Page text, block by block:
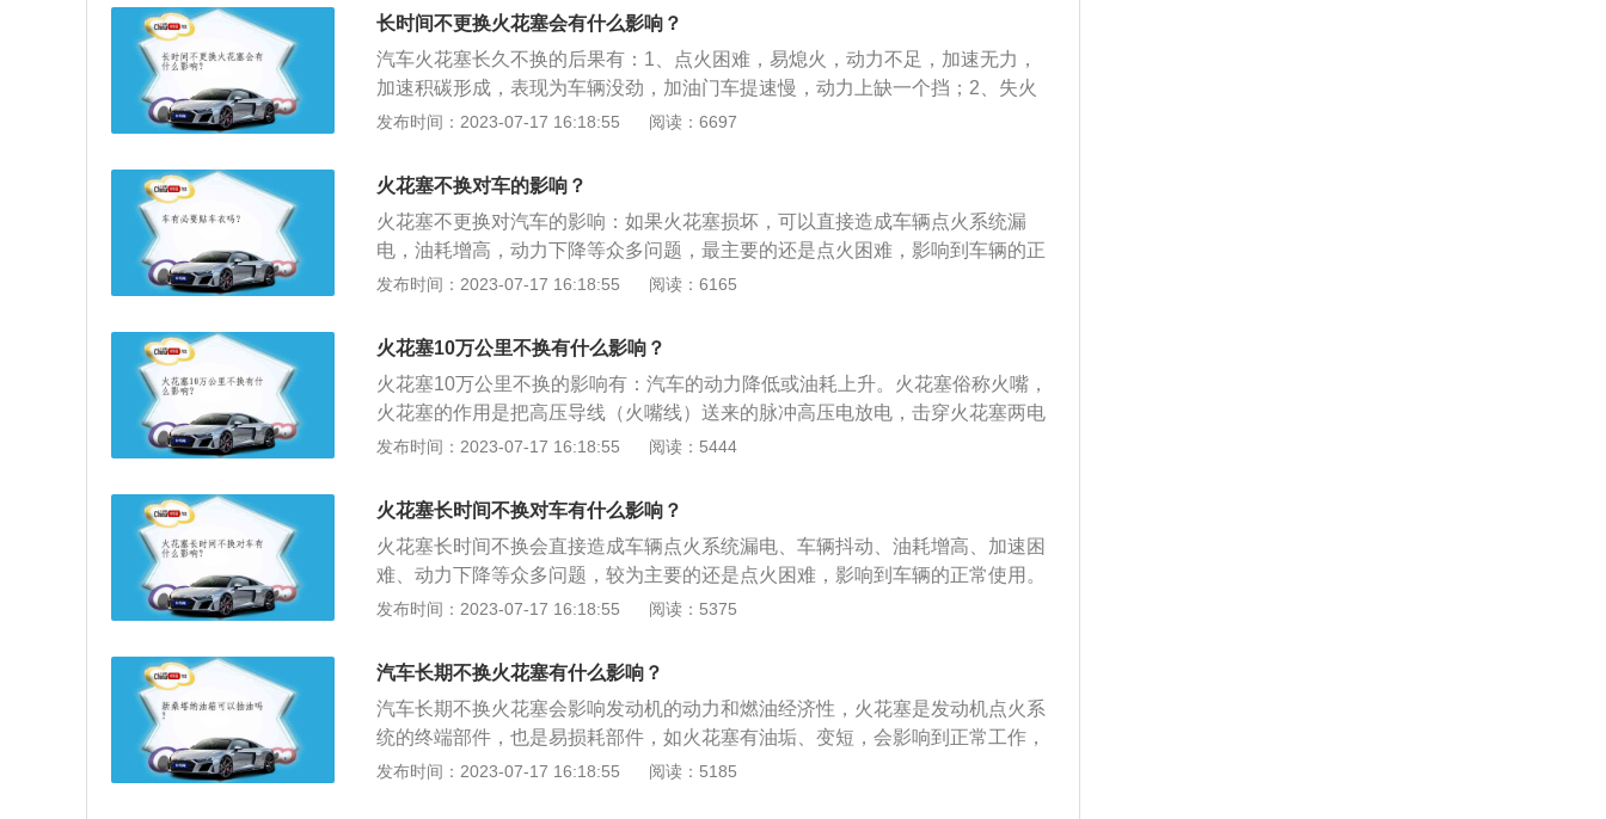
化等现象，则应找出损坏的原因，排除故障后，更换新的火花塞，此外，如果火
花塞呈现的是烟熏过的黑色，表明火花塞冷热型选错或混合气浓，机油上窜。
察判断火花塞的使用状况。正常火花塞的绝缘体裙部及电极呈灰白色、灰黄色或
浅棕色。工作正常的火花塞其绝缘体裙部为赤褐色，电极间隙在0.8-0.9mm之
间，电极无烧损迹象。如果火花塞有油污或沉积物，火花塞本身并没有损坏，清
除油污和沉积物后可以继续使用。如果火花塞损坏严重，顶端出现起疤、黑色纹
路、破裂、电极熔化等现象，则应找出损坏的原因，排除故障后，更换新的火花
浓，机油上窜。
长时间不更换火花塞会有什么影响？
汽车火花塞长久不换的后果有：1、点火困难，易熄火，动力不足，加速无力，
加速积碳形成，表现为车辆没劲，加油门车提速慢，动力上缺一个挡；2、失火
造成缸内不工作缺缸，表现为发动机抖动，发动机故障灯亮，细听排气筒声音不
有什么影响： 如果火花塞损坏，可以直接造成车辆点火系统漏电，油耗增高，动
力下降等众多问题，最主要的还是点火困难，影响到车辆的正常使用。火花塞严
重烧蚀火花塞顶端起疤、破坏或电极熔化、烧蚀都表明火花塞已经毁坏应更换。
发布时间：2023-07-17 16:18:55 阅读：6697
火花塞不换对车的影响？
火花塞不更换对汽车的影响：如果火花塞损坏，可以直接造成车辆点火系统漏
电，油耗增高，动力下降等众多问题，最主要的还是点火困难，影响到车辆的正
常使用。判断火花塞是否损坏的方法：拆下火花塞观察，根据以下的外观颜色观
浅棕色。工作正常的火花塞其绝缘体裙部为赤褐色，电极间隙在0.8-0.9mm之
间，电极无烧损迹象。如果火花塞有油污或沉积物，火花塞本身并没有损坏，清
除油污和沉积物后可以继续使用。如果火花塞损坏严重，顶端出现起疤、黑色纹
路、破裂、电极熔化等现象，则应找出损坏的原因，排除故障后，更换新的火花
塞，此外，如果火花塞呈现的是烟熏过的黑色，表明火花塞冷热型选错或混合气
发布时间：2023-07-17 16:18:55 阅读：6165
火花塞10万公里不换有什么影响？
火花塞10万公里不换的影响有：汽车的动力降低或油耗上升。火花塞俗称火嘴，
火花塞的作用是把高压导线（火嘴线）送来的脉冲高压电放电，击穿火花塞两电
极间空气，产生电火花以此引燃气缸内的混合气体。火花塞的主要类型有：准型
型火花塞。火花塞与点火系统和供油系统配合使发动机作功，在很大程度上共同
决定着发动机的性能。
发布时间：2023-07-17 16:18:55 阅读：5444
火花塞长时间不换对车有什么影响？
火花塞长时间不换会直接造成车辆点火系统漏电、车辆抖动、油耗增高、加速困
难、动力下降等众多问题，较为主要的还是点火困难，影响到车辆的正常使用。
通常火花塞的使用寿命为一万五千公里，长效火花塞使用寿命为三万公里。火花
耗电量，尤其是中心电极达到更高的温度时被酸化消耗掉。电极消耗量是根据电
极材质的融点、强度、硬度而变化的。为了减少该消耗量在电极中使用镍合金或
白金、铱等材质，即使是很细小的电极也可以延长寿命。及时更换火花塞能使汽
油充分燃烧，从而达到完美的动力而且降低油耗。
发布时间：2023-07-17 16:18:55 阅读：5375
汽车长期不换火花塞有什么影响？
汽车长期不换火花塞会影响发动机的动力和燃油经济性，火花塞是发动机点火系
统的终端部件，也是易损耗部件，如火花塞有油垢、变短，会影响到正常工作，
导致汽车启动无力、缸油燃烧不完全、油耗增加、加速不良。火花塞的电极长时
发布时间：2023-07-17 16:18:55 阅读：5185